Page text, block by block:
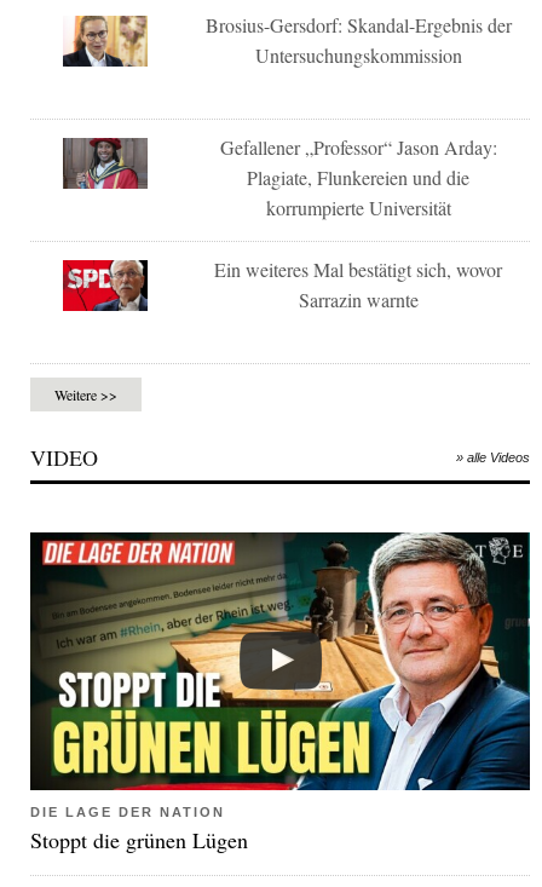
Brosius-Gersdorf: Skandal-Ergebnis der
Untersuchungskommission
Gefallener „Professor“ Jason Arday:
Plagiate, Flunkereien und die
korrumpierte Universität
Ein weiteres Mal bestätigt sich, wovor
Sarrazin warnte
Weitere >>
VIDEO » alle Videos
DIE LAGE DER NATION
Stoppt die grünen Lügen